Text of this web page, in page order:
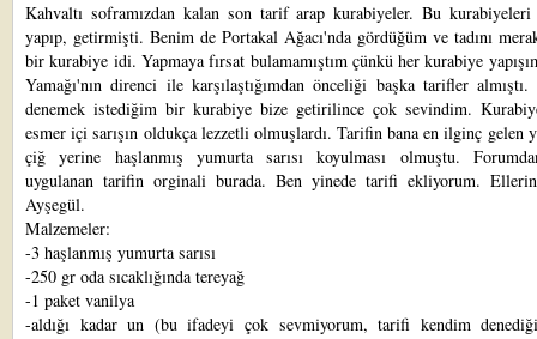
Kahvaltı soframızdan kalan son tarif arap kurabiyeler. Bu kurabiyeleri
yapıp, getirmişti. Benim de Portakal Ağacı'nda gördüğüm ve tadını
bir kurabiye idi. Yapmaya fırsat bulamamıştım çünkü her kurabiye
Yamağı'nın direnci ile karşılaştığımdan önceliği başka tarifler
denemek istediğim bir kurabiye bize getirilince çok sevindim.
esmer içi sarışın oldukça lezzetli olmuşlardı. Tarifin bana en ilginç gelen
çiğ yerine haşlanmış yumurta sarısı koyulması olmuştu.
uygulanan tarifin orginali burada. Ben yinede tarifi ekliyorum.
Ayşegül.
Malzemeler:
-3 haşlanmış yumurta sarısı
-250 gr oda sıcaklığında tereyağ
-1 paket vanilya
-aldığı kadar un (bu ifadeyi çok sevmiyorum, tarifi kendim